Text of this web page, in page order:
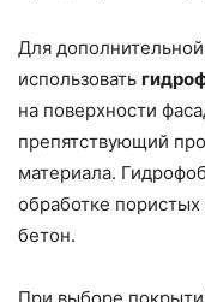
Для
использовать
на поверхности
препятствующий
материала.
обработке
бетон.